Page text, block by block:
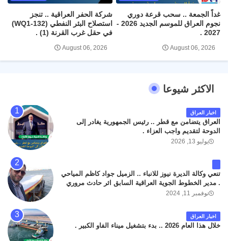
غداً الجمعة .. سحب قرعة دوري
نجوم العراق للموسم الجديد 2026 -
2027 .
August 06, 2026
شركة الحفر العراقية .. تنجز
استصلاح البئر النفطي (WQ1-132)
في حقل غرب القرنة (1) .
August 06, 2026
الاكثر شيوعا
اخبار العراق
العراق يتضامن مع قطر .. رئيس الجمهورية يغادر إلى
الدوحة لتقديم واجب العزاء .
يوليو 13, 2026
تنعي وكالة الديرة نيوز للانباء .. الزميل جواد كاظم المياحي
. مدير الخطوط الجوية العراقية السابق اثر حادث مروري
داخل مطار البصرة الدولي اليوم الاثنين على الطريق
كان سبب الحادث يعود لتصادم عجلته مع عجلة نوع كيا بنكو
تابعة لشركة الهلال الماسكة لإعمار مطار البصرة الدولي .
سائلين الله عز وجل ان يتغمد الفقيد بواسع رحمته ، و انا
نوفمبر 11, 2024
اخبار العراق
خلال هذا العام 2026 .. بدء بتشغيل ميناء الفاو الكبير .